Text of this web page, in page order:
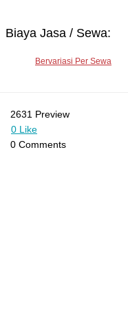
Biaya Jasa / Sewa:
Bervariasi Per Sewa
2631 Preview
0 Like
0 Comments